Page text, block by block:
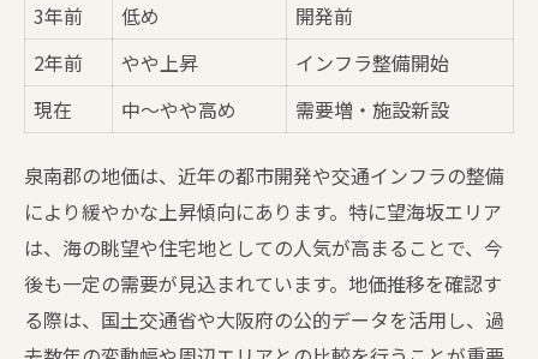
3年前
低め
開発前
2年前
やや上昇
インフラ整備開始
現在
中〜やや高め 需要増・施設新設
泉南郡の地価は、近年の都市開発や交通インフラの整備
により緩やかな上昇傾向にあります。特に望海坂エリア
は、海の眺望や住宅地としての人気が高まることで、今
後も一定の需要が見込まれています。地価推移を確認す
る際は、国土交通省や大阪府の公的データを活用し、過